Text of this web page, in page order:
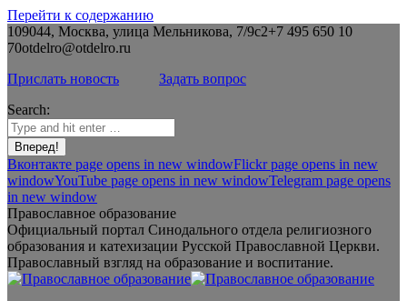
Перейти к содержанию
109044, Москва, улица Мельникова, 7/9с2+7 495 650 10
70otdelro@otdelro.ru
Прислать новость
Задать вопрос
Search:
Вконтакте page opens in new windowFlickr page opens in new
windowYouTube page opens in new windowTelegram page opens
in new window
Православное образование
Официальный портал Синодального отдела религиозного
образования и катехизации Русской Православной Церкви.
Православный взгляд на образование и воспитание.